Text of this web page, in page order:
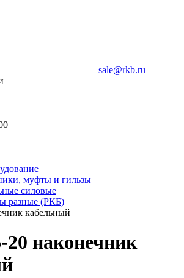
sale@rkb.ru
муфты и гильзы
силовые
разные (РКБ)
кабельный
20 наконечник